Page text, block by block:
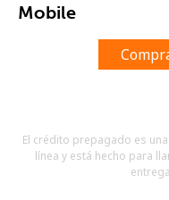
Mínimo 8 caracteres
Un caracter especial
Mobile
El crédito prepagado es
línea y está hecho para